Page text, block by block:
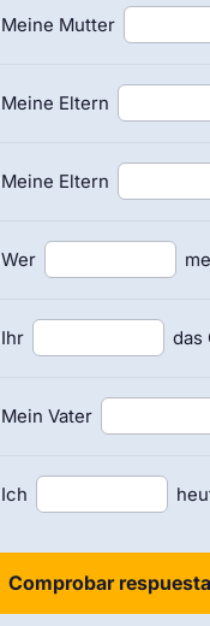
Meine Mutter
Meine Eltern
Meine Eltern
Wer
Ihr das
Mein Vater
Ich
Comprobar